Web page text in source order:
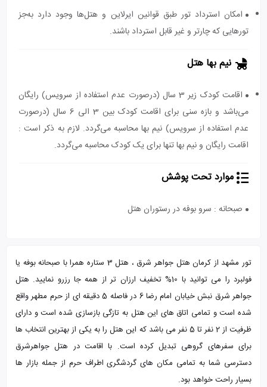
امکان استرداد تور طبق قوانین ایرلاین و هتل‌ها وجود دارد به‌جز
تورهایی که چارتر و غیر قابل استرداد باشند.
نیم بها هتل
اقامت کودک زیر 3 سال (درصورت عدم استفاده از سرویس) رایگان
می‌باشد و بازه سنی برای اقامت کودک بین 3 الی 6 سال (درصورت
عدم استفاده از سرویس) نیم بها محاسبه می‌گردد. لازم به ذکر است :
اقامت رایگان و نیم بها تنها برای یک کودک محاسبه می‌گردد.
موارد تحت پوشش
صبحانه : سرو بوفه در رستوران هتل
تور مشهد از کرمان هتل جواهر شرق ، هتل 3 ستاره همرا با صبحانه بوفه یا
فولبرد را می توانید با 10% تخفیف ارزان تر از همه جا رزرو نمایید. هتل
جواهر شرق نبش خیابان امام رضا 6 در فاصله 5 دقیقه ای از حرم مطهر واقع
شده است و تمامی اتاق های این هتل به تازگی بازسازی شده است و دارای
ظرفیت از 2 نفر تا 5 نفر می باشد که این هتل را به یکی از بهترین انتخاب ها
برای سفرهای گروهی تبدیل کرده است. با اقامت در هتل جواهرشرق
دسترسی شما به تمامی مکان های گردشگری اطراف حرم از جمله بازار ها
بسیار راحت خواهد بود.